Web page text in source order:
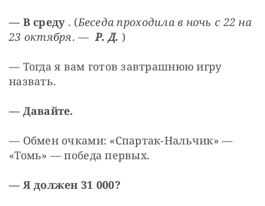
— В среду . (Беседа проходила в ночь с 22 на
23 октября. — Р. Д. )
— Тогда я вам готов завтрашнюю игру
назвать.
— Давайте.
— Обмен очками: «Спартак-Нальчик» —
«Томь» — победа первых.
— Я должен 31 000?